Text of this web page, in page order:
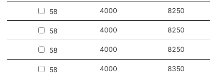
Voir notrefilm Tytan 2 LED - Eclairage industriel IP66
Autres produits de la famille Tytan LED
En savoir plussur l'éclairage industriel écologique Tytan 2 LED
58 4000 8250
58 4000 8250
58 4000 8250
58 4000 8350